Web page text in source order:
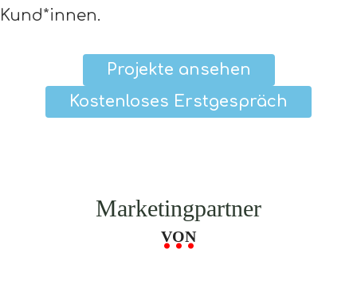
Kund*innen.
Projekte ansehen
Kostenloses Erstgespräch
Marketingpartner
VON